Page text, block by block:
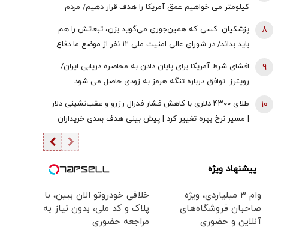
کیلومتر می خواهیم عمق آمریکا را هدف قرار دهیم/ مردم
حجاب و عفاف بی تفاوت باشیم
پزشکیان: کسی که همین‌جوری می‌گوید بزن، تبعاتش را هم
باید بداند/ در شورای عالی امنیت ملی ۱۲ نفر از موضع ما دفاع
8
افشای شرط آمریکا برای پایان دادن به محاصره دریایی ایران/
رویترز: توافق درباره تنگه هرمز به زودی حاصل می شود
9
طلای ۴۳۰۰ دلاری با کاهش فشار فدرال رزرو و عقب‌نشینی دلار
| مسیر نرخ بهره تغییر کرد | پیش بینی هدف بعدی خریداران
10
پیشنهاد ویژه
وام ۳ میلیاردی، ویژه
صاحبان فروشگاه‌های
آنلاین و حضوری
خلافی خودروتو الان ببین، با
پلاک و کد ملی، بدون نیاز به
مراجعه حضوری